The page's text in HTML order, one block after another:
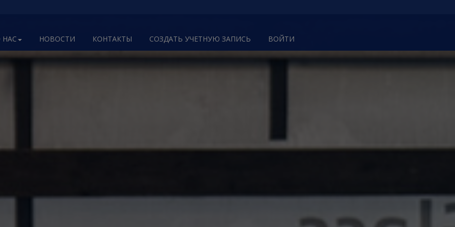
НАС НОВОСТИ КОНТАКТЫ СОЗДАТЬ УЧЕТНУЮ ЗАПИСЬ ВОЙТИ